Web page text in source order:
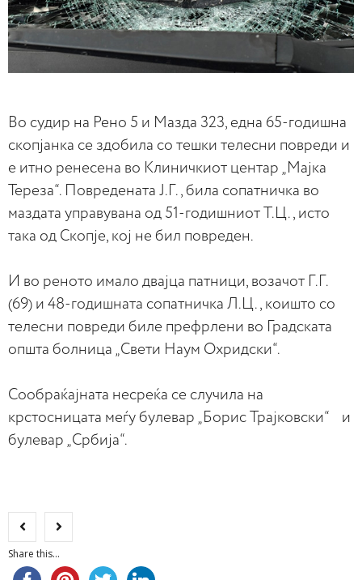
Во судир на Рено 5 и Мазда 323, една 65-годишна
скопјанка се здобила со тешки телесни повреди и
е итно ренесена во Клиничкиот центар „Мајка
Тереза“. Повредената Ј.Г., била сопатничка во
маздата управувана од 51-годишниот Т.Ц., исто
така од Скопје, кој не бил повреден.
И во реното имало двајца патници, возачот Г.Г.
(69) и 48-годишната сопатничка Л.Ц., коишто со
телесни повреди биле префрлени во Градската
општа болница „Свети Наум Охридски“.
Сообраќајната несреќа се случила на
крстосницата меѓу булевар „Борис Трајковски“ и
булевар „Србија“.
Share this...